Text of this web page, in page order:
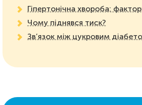
Гіпертонічна хвороба:
Чому піднявся тиск?
Зв’язок між цукровим